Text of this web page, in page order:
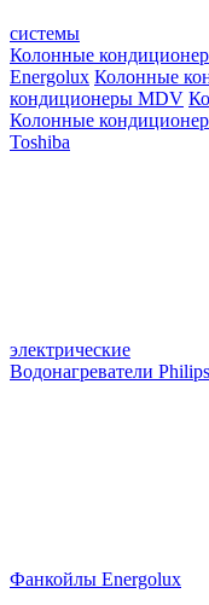
системы
Колонные
Energolux Колонные
кондиционеры MDV
Колонные
Toshiba
электрические
Водонагреватели Philips
Фанкойлы Energolux